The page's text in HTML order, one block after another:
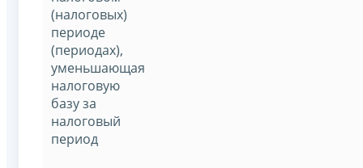
(налоговых)
периоде
(периодах),
уменьшающая
налоговую
базу за
налоговый
период